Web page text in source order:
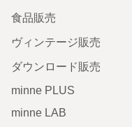
食品販売
ヴィンテージ販売
ダウンロード販売
minne PLUS
minne LAB